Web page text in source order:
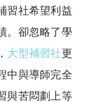
習社希望利益
。卻忽略了學
大型補習社更
中與導師完全
與苦悶劃上等